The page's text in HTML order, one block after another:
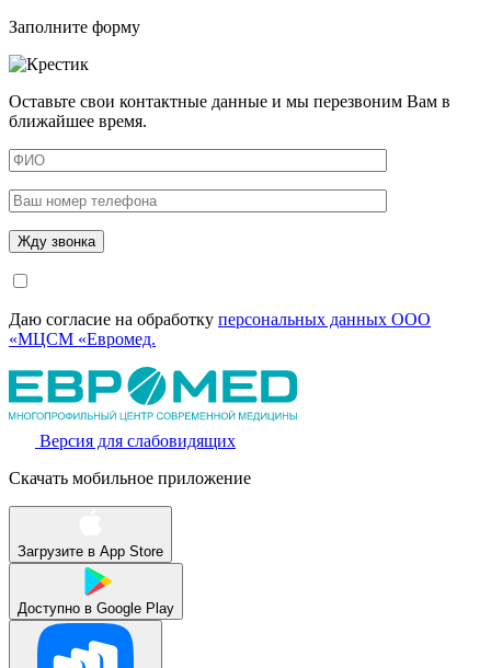
Заполните форму
Оставьте свои контактные данные и мы перезвоним Вам в
ближайшее время.
Даю согласие на обработку персональных данных ООО
«МЦСМ «Евромед.
Версия для слабовидящих
Скачать мобильное приложение
Загрузите в App Store
Доступно в Google Play